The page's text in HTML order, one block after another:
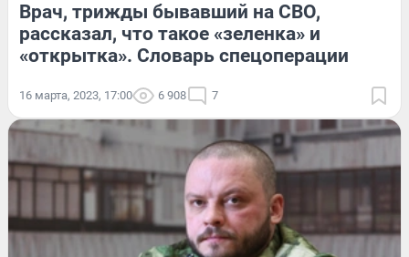
Врач, трижды бывавший на СВО,
рассказал, что такое «зеленка» и
«открытка». Словарь спецоперации
16 марта, 2023, 17:00 6 908 7